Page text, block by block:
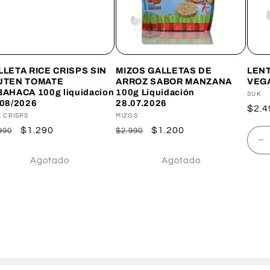
RICE CRISPS SIN
TOMATE
100g liquidacion
2026
CRISPS
Precio
oferta
$1.290
Agotado
MIZOS GALLETAS DE
ARROZ SABOR MANZANA
100g Liquidación
28.07.2026
Proveedor:
MIZOS
Precio
$2.990
Precio
oferta
$1.200
Agotado
SUK